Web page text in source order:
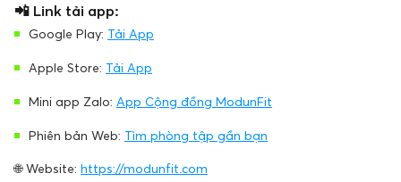
📲 Link tải app:
Google Play: Tải App
Apple Store: Tải App
Mini app Zalo: App Cộng đồng ModunFit
Phiên bản Web: Tìm phòng tập gần bạn
🌐 Website: https://modunfit.com